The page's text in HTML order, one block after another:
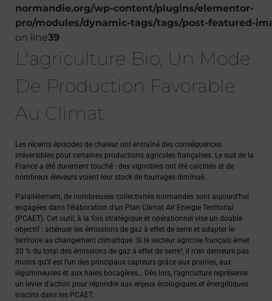
normandie.org/wp-content/plugins/elementor-
pro/modules/dynamic-tags/tags/post-featured-
on line39
L'agriculture Bio, Un Mode
De Production Favorable
Au Climat
Les récents épisodes de chaleur ont entraîné des conséquences
irréversibles pour certaines productions agricoles françaises. Le sud de la
France a été durement touché : des vignobles ont été calcinés et de
nombreux éleveurs voient leur stock de fourrages diminué.
Parallèlement, de nombreuses collectivités normandes sont aujourd’hui
engagées dans l’élaboration d’un Plan Climat Air Energie Territorial
(PCAET). Cet outil, à la fois stratégique et opérationnel vise un double
objectif : atténuer les émissions de gaz à effet de serre et adapter le
territoire au changement climatique. Si le secteur agricole français émet
20 % du total des émissions de gaz à effet de serre¹, il n’en demeure pas
moins qu’il est l’un des principaux capteurs grâce aux prairies, aux
légumineuses et aux haies bocagères… Dès lors, l’agriculture représente
un levier d’action pour répondre aux enjeux écologiques et énergétiques
inscrits dans les PCAET.